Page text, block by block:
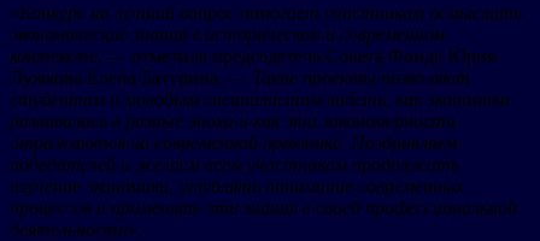
«Конкурс на лучший вопрос помогает участникам осмыслить
экономические знания в историческом и современном
контексте, — отметила председатель Совета Фонда Юрия
Лужкова Елена Батурина. — Такие проекты позволяют
студентам и молодым специалистам видеть, как экономика
развивалась в разные эпохи и как эти закономерности
отражаются на современной практике. Поздравляем
победителей и желаем всем участникам продолжать
изучение экономики, углублять понимание современных
процессов и применять эти знания в своей профессиональной
деятельности«.